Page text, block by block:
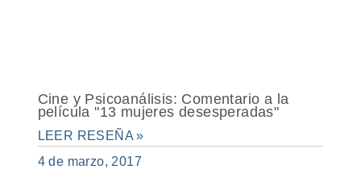
Cine y Psicoanálisis: Comentario a la
película "13 mujeres desesperadas"
LEER RESEÑA »
4 de marzo, 2017